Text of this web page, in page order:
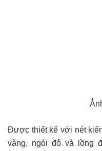
Được thiết kế với nét
vàng, ngói đỏ và lồng